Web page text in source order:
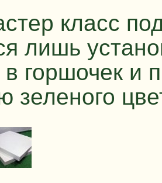
класс
лишь
горшочек и
зеленого